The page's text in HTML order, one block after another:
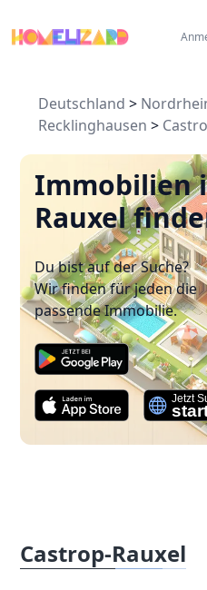
Deutschland >
Recklinghausen >
Immobilien
Rauxel
Du bist auf der Suche?
Wir finden für jeden die
passende Immobilie.
Castrop-Rauxel